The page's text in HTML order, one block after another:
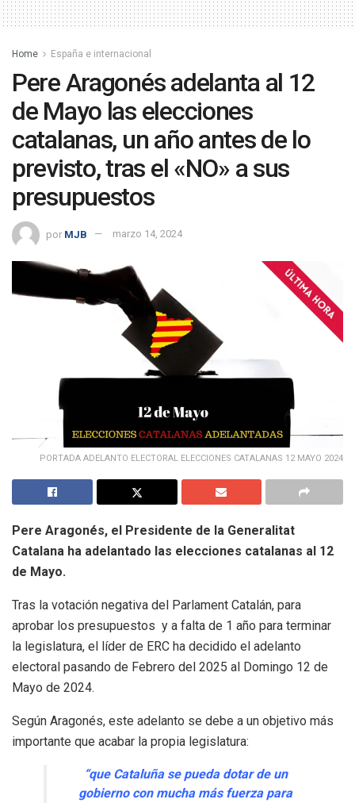
Home España e internacional
Pere Aragonés adelanta al 12
de Mayo las elecciones
catalanas, un año antes de lo
previsto, tras el «NO» a sus
presupuestos
por MJB marzo 14, 2024
PORTADA ADELANTO ELECTORAL ELECCIONES CATALANAS 12 MAYO 2024
Pere Aragonés, el Presidente de la Generalitat
Catalana ha adelantado las elecciones catalanas al 12
de Mayo.
Tras la votación negativa del Parlament Catalán, para
aprobar los presupuestos y a falta de 1 año para terminar
la legislatura, el líder de ERC ha decidido el adelanto
electoral pasando de Febrero del 2025 al Domingo 12 de
Mayo de 2024.
Según Aragonés, este adelanto se debe a un objetivo más
importante que acabar la propia legislatura:
“que Cataluña se pueda dotar de un
gobierno con mucha más fuerza para